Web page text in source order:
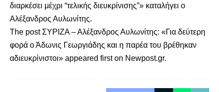
διαρκέσει μέχρι “τελικής διευκρίνισης”» καταλήγει ο
Αλέξανδρος Αυλωνίτης.
The post ΣΥΡΙΖΑ – Αλέξανδρος Αυλωνίτης: «Για δεύτερη
φορά ο Άδωνις Γεωργιάδης και η παρέα του βρέθηκαν
αδιευκρίνιστοι» appeared first on Newpost.gr.